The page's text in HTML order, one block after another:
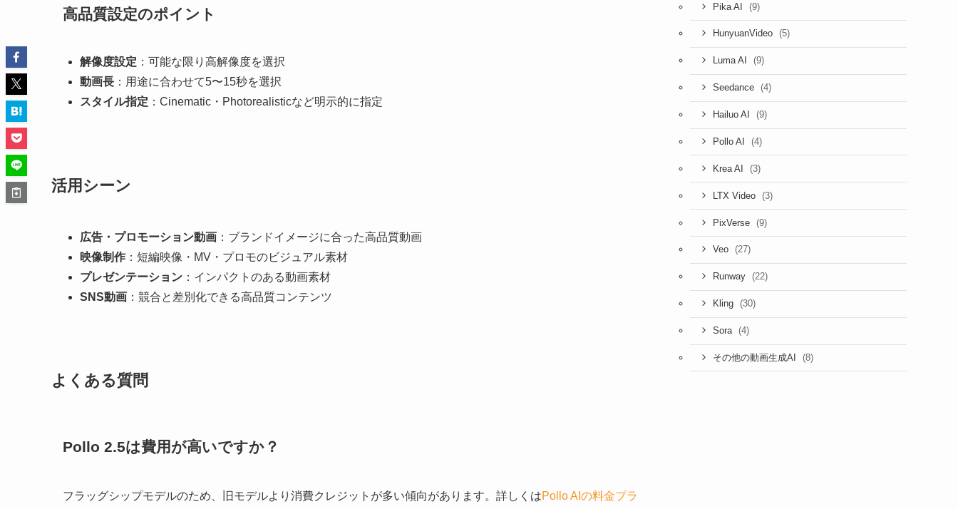
高品質設定のポイント
解像度設定 ：可能な限り高解像度を選択
動画長 ：用途に合わせて5〜15秒を選択
スタイル指定 ：Cinematic・Photorealisticなど明示的に指定
活用シーン
広告・プロモーション動画 ：ブランドイメージに合った高品質動画
映像制作 ：短編映像・MV・プロモのビジュアル素材
プレゼンテーション ：インパクトのある動画素材
SNS動画 ：競合と差別化できる高品質コンテンツ
よくある質問
Pollo 2.5は費用が高いですか？
フラッグシップモデルのため、旧モデルより消費クレジットが多い傾向があります。詳しくはPollo AIの料金プラ
Pika AI (9)
HunyuanVideo (5)
Luma AI (9)
Seedance (4)
Hailuo AI (9)
Pollo AI (4)
Krea AI (3)
LTX Video (3)
PixVerse (9)
Veo (27)
Runway (22)
Kling (30)
Sora (4)
その他の動画生成AI (8)